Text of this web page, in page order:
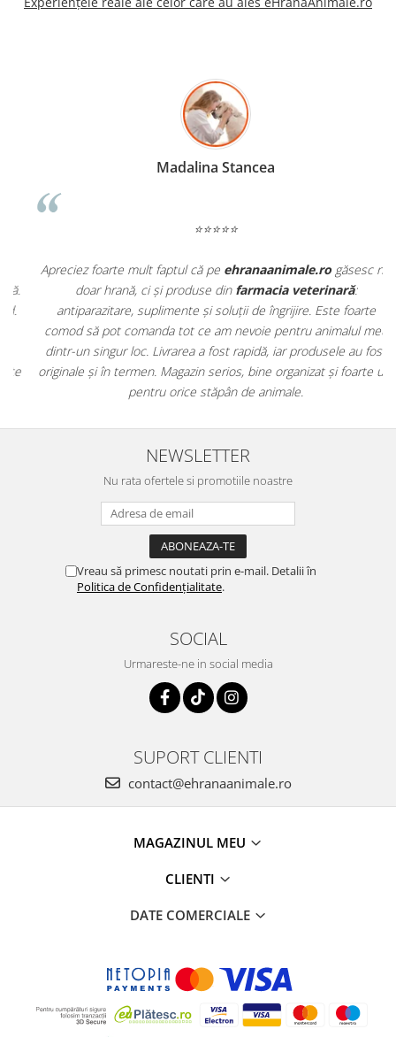
Madalina Stancea
⭐⭐⭐⭐⭐
Apreciez foarte mult faptul că pe ehranaanimale.rogăsesc nu
doar hrană, ci și produse dinfarmacia veterinară:
antiparazitare, suplimente și soluții de îngrijire. Este foarte
comod să pot comanda tot ce am nevoie pentru animalul meu
dintr-un singur loc. Livrarea a fost rapidă, iar produsele au fost
originale și în termen. Magazin serios, bine organizat și foarte util
pentru orice stăpân de animale.
NEWSLETTER
Nu rata ofertele si promotiile noastre
Vreau să primesc noutati prin e-mail. Detalii în
Politica de Confidențialitate.
SOCIAL
Urmareste-ne in social media
SUPORT CLIENTI
contact@ehranaanimale.ro
MAGAZINUL MEU
CLIENTI
DATE COMERCIALE